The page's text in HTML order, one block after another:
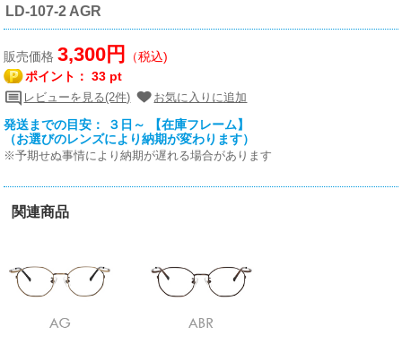
LD-107-2 AGR
販売価格3,300円
（税込)
ポイント：33 pt
レビューを見る(2件) お気に入りに追加
発送までの目安： ３日～ 【在庫フレーム】
（お選びのレンズにより納期が変わります）
※予期せぬ事情により納期が遅れる場合があります
関連商品